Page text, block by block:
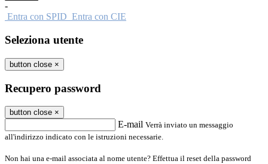
-
Entra con SPID Entra con CIE
Seleziona utente
button close ×
Recupero password
button close ×
E-mail Verrà inviato un messaggio
all'indirizzo indicato con le istruzioni necessarie.
Non hai una e-mail associata al nome utente? Effettua il reset della password